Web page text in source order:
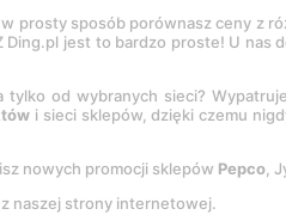
w prosty sposób porównasz ceny z
Ding.pl jest to bardzo proste! U nas
tylko od wybranych sieci?
i sieci sklepów, dzięki czemu
nowych promocji sklepów Pepco,
naszej strony internetowej.